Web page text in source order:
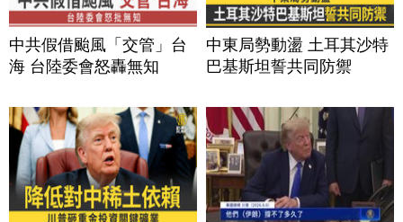
中共假借颱風「交管」台
海 台陸委會怒轟無知
中東局勢動盪 土耳其沙特
巴基斯坦誓共同防禦